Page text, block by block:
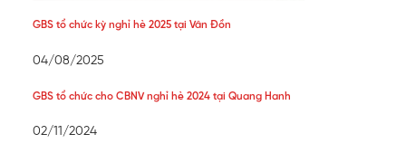
GBS tổ chức kỳ nghỉ hè 2025 tại Vân Đồn
04/08/2025
GBS tổ chức cho CBNV nghỉ hè 2024 tại Quang Hanh
02/11/2024